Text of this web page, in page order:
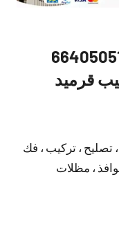
عبدالله مبارك هندي 66405051
قرميد
تصليح ، تركيب ، فك
، مظلات